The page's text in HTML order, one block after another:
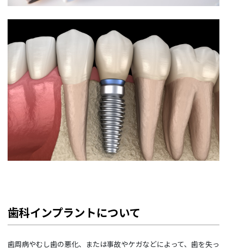
歯科インプラントについて
歯周病やむし歯の悪化、または事故やケガなどによって、歯を失っ